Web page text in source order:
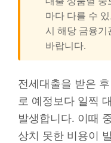
마다 다를 수
시 해당 금융기
바랍니다.
전세대출을 받은
로 예정보다 일찍
발생합니다. 이때
상치 못한 비용이